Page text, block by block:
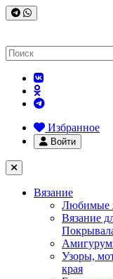
Избранное
Войти
Вязание
Любимые
Вязание
Узоры,
края